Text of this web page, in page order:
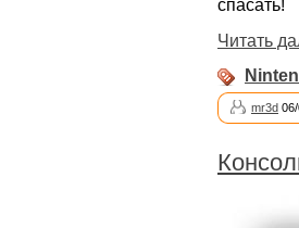
спасать!
Читать
mr3d